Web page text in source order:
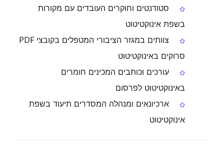
סטודנטים וחוקרים העובדים עם מקורות
בשפת אינוקטיטוט
צוותים במגזר הציבורי המטפלים בקובצי PDF
סרוקים באינוקטיטוט
עורכים וכותבים המכינים חומרים
באינוקטיטוט לפרסום
ארכיונאים ומנהלה המסדרים תיעוד בשפת
אינוקטיטוט